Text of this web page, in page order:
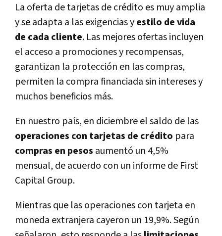
La oferta de tarjetas de crédito es muy amplia
y se adapta a las exigencias yestilo de vida
de cada cliente. Las mejores ofertas incluyen
el acceso a promociones y recompensas,
garantizan la protección en las compras,
permiten la compra financiada sin intereses y
muchos beneficios más.
En nuestro país, en diciembre el saldo de las
operaciones con tarjetas de crédito para
compras en pesos aumentó un 4,5%
mensual, de acuerdo con un informe de First
Capital Group.
Mientras que las operaciones con tarjeta en
moneda extranjera cayeron un 19,9%. Según